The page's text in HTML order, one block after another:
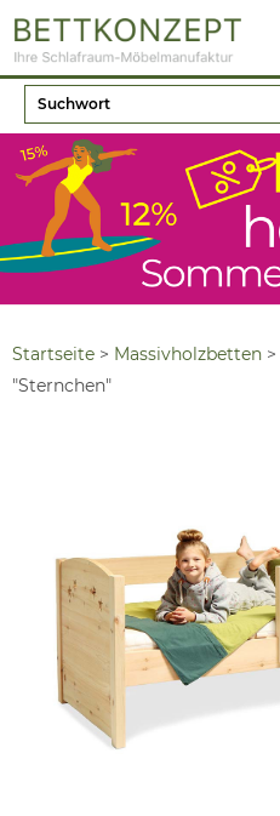
Startseite > Massivholzbetten >
"Sternchen"